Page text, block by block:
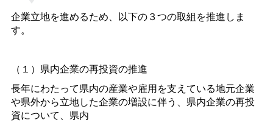
企業立地を進めるため、以下の３つの取組を推進しま
す。
（１）県内企業の再投資の推進
長年にわたって県内の産業や雇用を支えている地元企業
や県外から立地した企業の増設に伴う、県内企業の再投
資について、県内